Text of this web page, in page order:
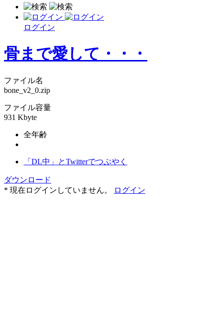
ログイン
骨まで愛して・・・
ファイル名
bone_v2_0.zip
ファイル容量
931 Kbyte
全年齢
「DL中」とTwitterでつぶやく
ダウンロード
* 現在ログインしていません。
ログイン